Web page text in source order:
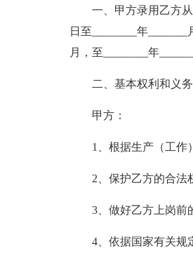
一、甲方录用乙方从
日至________年
月，至________年
二、基本权利和义务
甲方：
1、根据生产（工作
2、保护乙方的合法
3、做好乙方上岗前
4、依据国家有关规